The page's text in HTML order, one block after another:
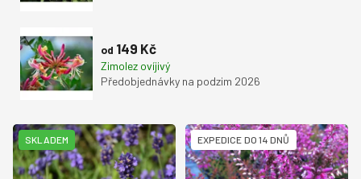
od 149 Kč
Zimolez ovíjivý
Předobjednávky na podzim 2026
V
ý
p
SKLADEM EXPEDICE DO 14 DNŮ